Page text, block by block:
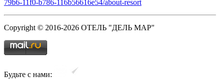
79b6-11f0-b786-116b56616e54/about-resort
Copyright © 2016-2026 ОТЕЛЬ "ДЕЛЬ МАР"
Будьте с нами: